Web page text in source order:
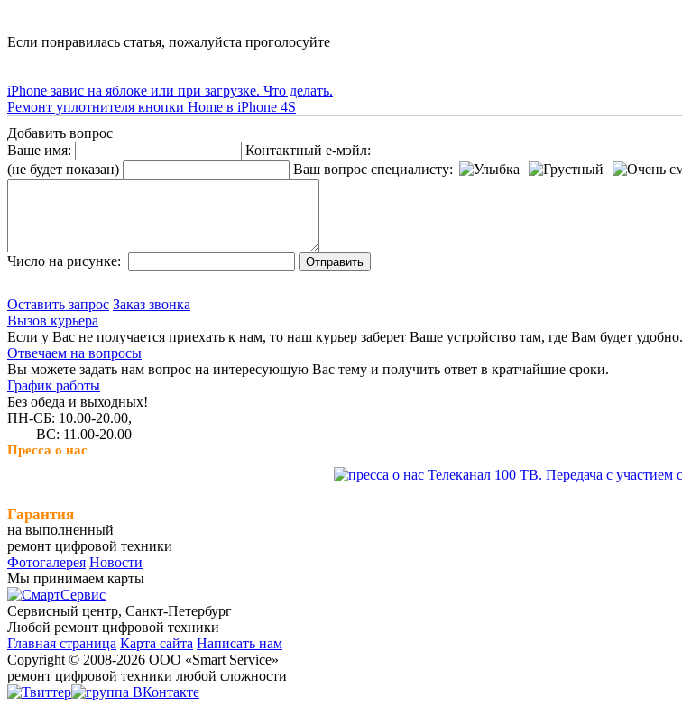
Если понравилась статья, пожалуйста проголосуйте
iPhone завис на яблоке или при загрузке. Что делать.
Ремонт уплотнителя кнопки Home в iPhone 4S
Добавить вопрос
Ваше имя:
Контактный е-мэйл:
(не будет показан)
Ваш вопрос специалисту:
Число на рисунке:
Оставить запрос Заказ звонка
Вызов курьера
Если у Вас не получается приехать к нам, то наш курьер заберет Ваше устройство там, где Вам будет удобно.
Отвечаем на вопросы
Вы можете задать нам вопрос на интересующую Вас тему и получить ответ в кратчайшие сроки.
График работы
Без обеда и выходных!
ПН-СБ: 10.00-20.00,
ВС: 11.00-20.00
Пресса о нас
Телеканал 100 ТВ. Передача с участием
Гарантия
на выполненный
ремонт цифровой техники
Фотогалерея Новости
Мы принимаем карты
Сервисный центр, Cанкт-Петербург
Любой ремонт цифровой техники
Главная страница Карта сайта Написать нам
Copyright © 2008-2026 ООО «Smart Service»
ремонт цифровой техники любой сложности